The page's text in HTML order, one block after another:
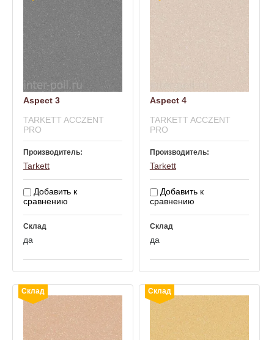
Aspect 3
TARKETT ACCZENT
PRO
Производитель:
Tarkett
Добавить к
сравнению
Склад
да
Aspect 4
TARKETT ACCZENT
PRO
Производитель:
Tarkett
Добавить к
сравнению
Склад
да
Склад Склад